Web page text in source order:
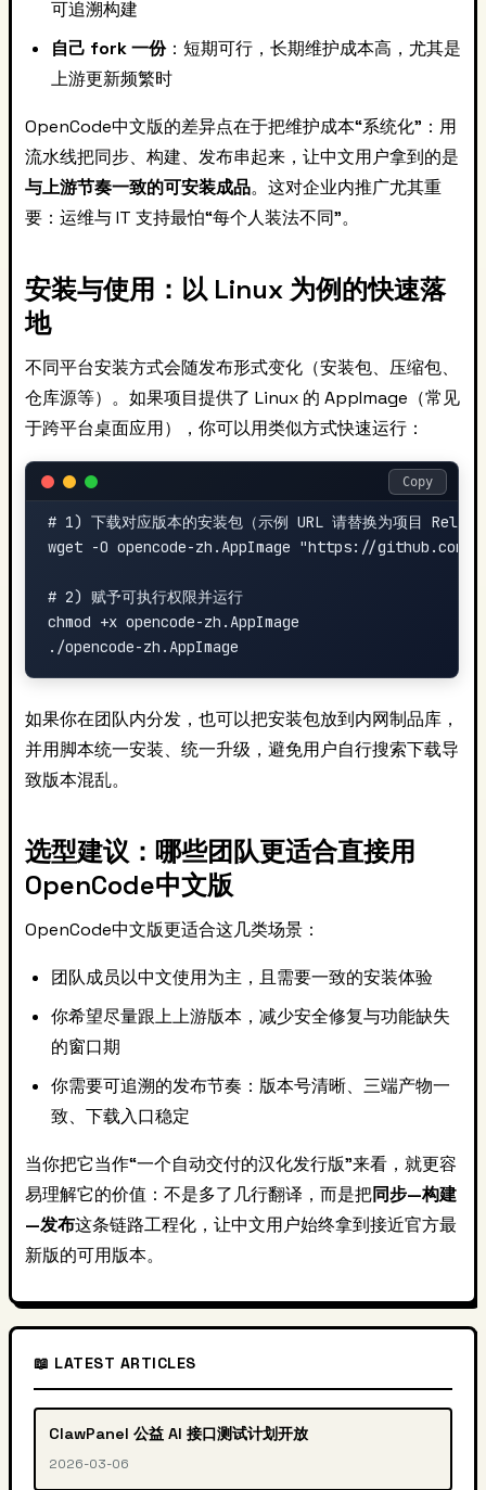
可追溯构建
自己 fork 一份：短期可行，长期维护成本高，尤其是
上游更新频繁时
OpenCode中文版的差异点在于把维护成本“系统化”：用
流水线把同步、构建、发布串起来，让中文用户拿到的是
与上游节奏一致的可安装成品。这对企业内推广尤其重
要：运维与 IT 支持最怕“每个人装法不同”。
安装与使用：以 Linux 为例的快速落
地
不同平台安装方式会随发布形式变化（安装包、压缩包、
仓库源等）。如果项目提供了 Linux 的 AppImage（常见
于跨平台桌面应用），你可以用类似方式快速运行：
# 1) 下载对应版本的安装包（示例 URL 请替换为项目
wget -O opencode-zh.AppImage "https://github.com/
# 2) 赋予可执行权限并运行
chmod +x opencode-zh.AppImage
Copy
如果你在团队内分发，也可以把安装包放到内网制品库，
并用脚本统一安装、统一升级，避免用户自行搜索下载导
致版本混乱。
选型建议：哪些团队更适合直接用
OpenCode中文版
OpenCode中文版更适合这几类场景：
团队成员以中文使用为主，且需要一致的安装体验
你希望尽量跟上上游版本，减少安全修复与功能缺失
的窗口期
你需要可追溯的发布节奏：版本号清晰、三端产物一
致、下载入口稳定
当你把它当作“一个自动交付的汉化发行版”来看，就更容
易理解它的价值：不是多了几行翻译，而是把同步—构建
—发布这条链路工程化，让中文用户始终拿到接近官方最
新版的可用版本。
📖 LATEST ARTICLES
ClawPanel 公益 AI 接口测试计划开放
2026-03-06